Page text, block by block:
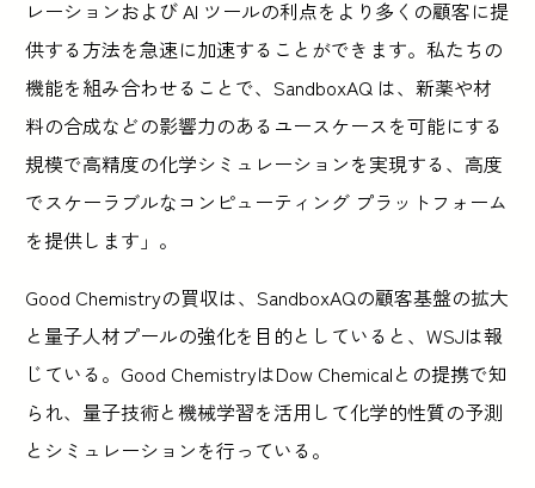
レーションおよび AI ツールの利点をより多くの顧客に提
供する方法を急速に加速することができます。私たちの
機能を組み合わせることで、SandboxAQ は、新薬や材
料の合成などの影響力のあるユースケースを可能にする
規模で高精度の化学シミュレーションを実現する、高度
でスケーラブルなコンピューティング プラットフォーム
を提供します」。
Good Chemistryの買収は、SandboxAQの顧客基盤の拡大
と量子人材プールの強化を目的としていると、WSJは報
じている。Good ChemistryはDow Chemicalとの提携で知
られ、量子技術と機械学習を活用して化学的性質の予測
とシミュレーションを行っている。